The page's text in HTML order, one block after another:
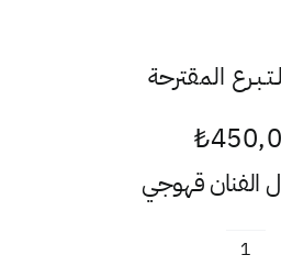
المقترحة
₺
الفنانقهوجي